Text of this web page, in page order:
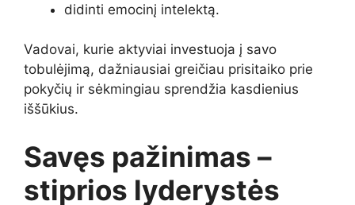
didinti emocinį intelektą.
Vadovai, kurie aktyviai investuoja į savo
tobulėjimą, dažniausiai greičiau prisitaiko prie
pokyčių ir sėkmingiau sprendžia kasdienius
iššūkius.
Savęs pažinimas –
stiprios lyderystės